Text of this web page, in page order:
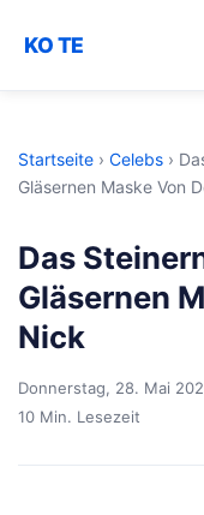
KO TE
Startseite › Celebs ›
Gläsernen Maske Von
Das
Gläsernen
Nick
Donnerstag, 28. Mai
10 Min. Lesezeit